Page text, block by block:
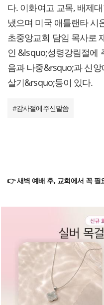
다. 이화여고 교목, 배제
냈으며 미국 애틀랜타 시
초중앙교회 담임 목사로
인 &lsquo;성령강림절에
음과 나중&rsquo;과 신
살기&rsquo;등이 있다.
#감사절에주신말씀
👉 새벽 예배 후, 교회에서 꼭 필